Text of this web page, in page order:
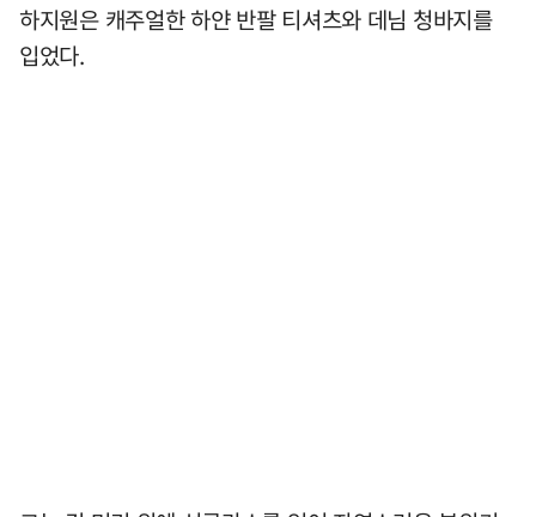
하지원은 캐주얼한 하얀 반팔 티셔츠와 데님 청바지를
입었다.